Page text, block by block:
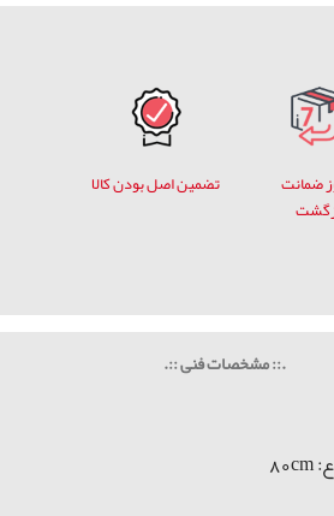
ضمانت
تضمین اصل بودن کالا
.:: مشخصات فنی ::.
cm